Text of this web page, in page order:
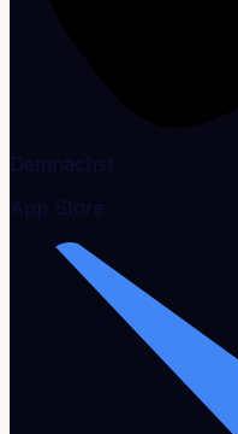
Demnächst
App Store